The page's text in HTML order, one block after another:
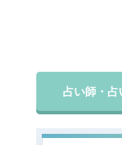
占い師・占